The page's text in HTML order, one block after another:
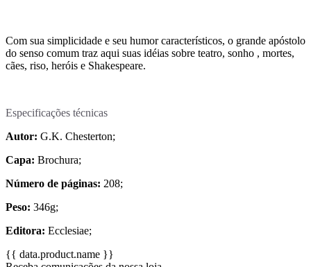
Com sua simplicidade e seu humor característicos, o grande apóstolo
do senso comum traz aqui suas idéias sobre teatro, sonho , mortes,
cães, riso, heróis e Shakespeare.
Especificações técnicas
Autor: G.K. Chesterton;
Capa: Brochura;
Número de páginas: 208;
Peso: 346g;
Editora: Ecclesiae;
{{ data.product.name }}